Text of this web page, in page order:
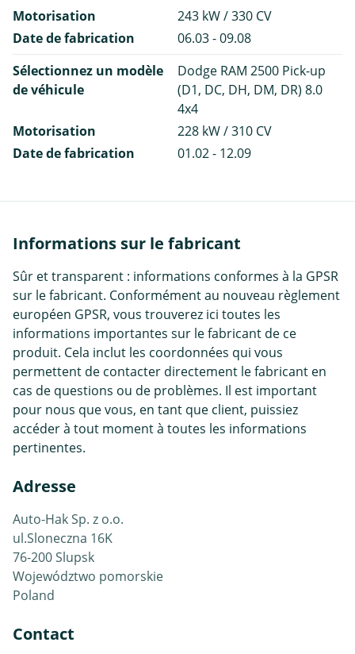
Motorisation
243 kW / 330 CV
Date de fabrication
06.03 - 09.08
Sélectionnez un modèle
de véhicule
Dodge RAM 2500 Pick-up
(D1, DC, DH, DM, DR) 8.0
4x4
Motorisation
228 kW / 310 CV
Date de fabrication
01.02 - 12.09
Informations sur le fabricant
Sûr et transparent : informations conformes à la GPSR
sur le fabricant. Conformément au nouveau règlement
européen GPSR, vous trouverez ici toutes les
informations importantes sur le fabricant de ce
produit. Cela inclut les coordonnées qui vous
permettent de contacter directement le fabricant en
cas de questions ou de problèmes. Il est important
pour nous que vous, en tant que client, puissiez
accéder à tout moment à toutes les informations
pertinentes.
Adresse
Auto-Hak Sp. z o.o.
ul.Sloneczna 16K
76-200 Slupsk
Województwo pomorskie
Poland
Contact